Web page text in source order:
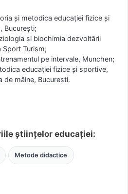
și metodica educației fizice și
București;
şi biochimia dezvoltării
Sport Turism;
pe intervale, Munchen;
educației fizice și sportive,
de mâine, București.
științelor educației:
Metode didactice